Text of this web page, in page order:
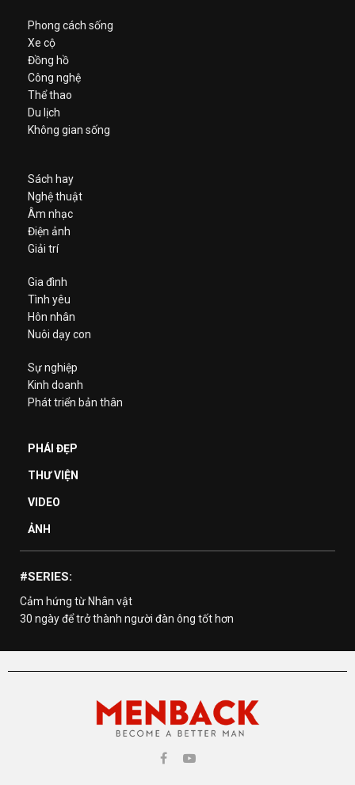
Phong cách sống
Xe cộ
Đồng hồ
Công nghệ
Thể thao
Du lịch
Không gian sống
Sách hay
Nghệ thuật
Âm nhạc
Điện ảnh
Giải trí
Gia đình
Tình yêu
Hôn nhân
Nuôi dạy con
Sự nghiệp
Kinh doanh
Phát triển bản thân
PHÁI ĐẸP
THƯ VIỆN
VIDEO
ẢNH
#SERIES:
Cảm hứng từ Nhân vật
30 ngày để trở thành người đàn ông tốt hơn